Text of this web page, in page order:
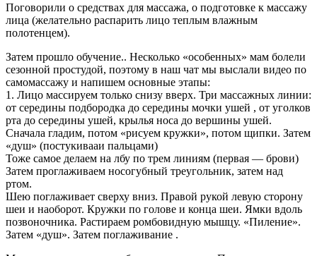
Поговорили о средствах для массажа, о подготовке к массажу
лица (желательно распарить лицо теплым влажным
полотенцем).
Затем прошло обучение.. Несколько «особенных» мам болели
сезонной простудой, поэтому в наш чат мы выслали видео по
самомассажу и напишем основные этапы:
1. Лицо массируем только снизу вверх. Три массажных линии:
от середины подбородка до середины мочки ушей , от уголков
рта до середины ушей, крылья носа до вершины ушей.
Сначала гладим, потом «рисуем кружки», потом щипки. Затем
«душ» (постукивааи пальцами)
Тоже самое делаем на лбу по трем линиям (первая — брови)
Затем проглаживаем носогубный треугольник, затем над
ртом.
Шею поглаживает сверху вниз. Правой рукой левую сторону
шеи и наоборот. Кружки по голове и конца шеи. Ямки вдоль
позвоночника. Растираем ромбовидную мышцу. «Пиление».
Затем «душ». Затем поглаживание .